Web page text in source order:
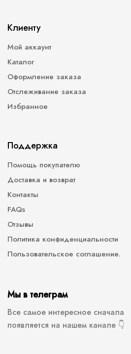
Клиенту
Мой аккаунт
Каталог
Оформление заказа
Отслеживание заказа
Избранное
Поддержка
Помощь покупателю
Доставка и возврат
Контакты
FAQs
Отзывы
Политика конфиденциальности
Пользовательское соглашение.
Мы в телеграм
Все самое интересное сначала
появляется на нашем канале 👇